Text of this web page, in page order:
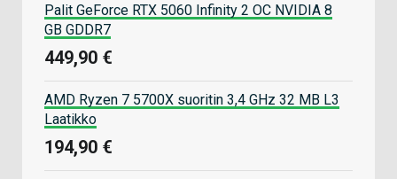
Palit GeForce RTX 5060 Infinity 2 OC NVIDIA 8
GB GDDR7
449,90 €
AMD Ryzen 7 5700X suoritin 3,4 GHz 32 MB L3
Laatikko
194,90 €